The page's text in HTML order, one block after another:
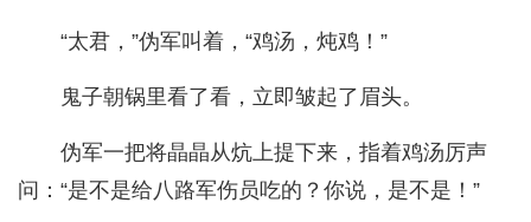
“太君，”伪军叫着，“鸡汤，炖鸡！”
鬼子朝锅里看了看，立即皱起了眉头。
伪军一把将晶晶从炕上提下来，指着鸡汤厉声
问：“是不是给八路军伤员吃的？你说，是不是！”